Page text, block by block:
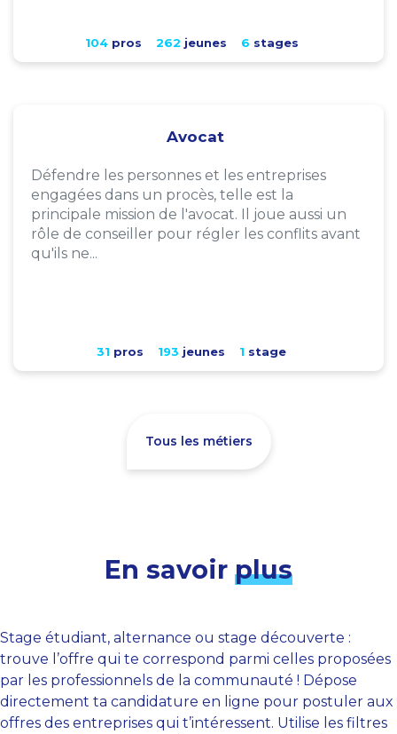
104pros 262 jeunes 6 stages
Avocat
Défendre les personnes et les entreprises
engagées dans un procès, telle est la
principale mission de l'avocat. Il joue aussi un
rôle de conseiller pour régler les conflits avant
qu'ils ne...
31 pros 193 jeunes 1 stage
Tous les métiers
En savoir plus
Stage étudiant, alternance ou stage découverte :
trouve l’offre qui te correspond parmi celles proposées
par les professionnels de la communauté ! Dépose
directement ta candidature en ligne pour postuler aux
offres des entreprises qui t’intéressent. Utilise les filtres